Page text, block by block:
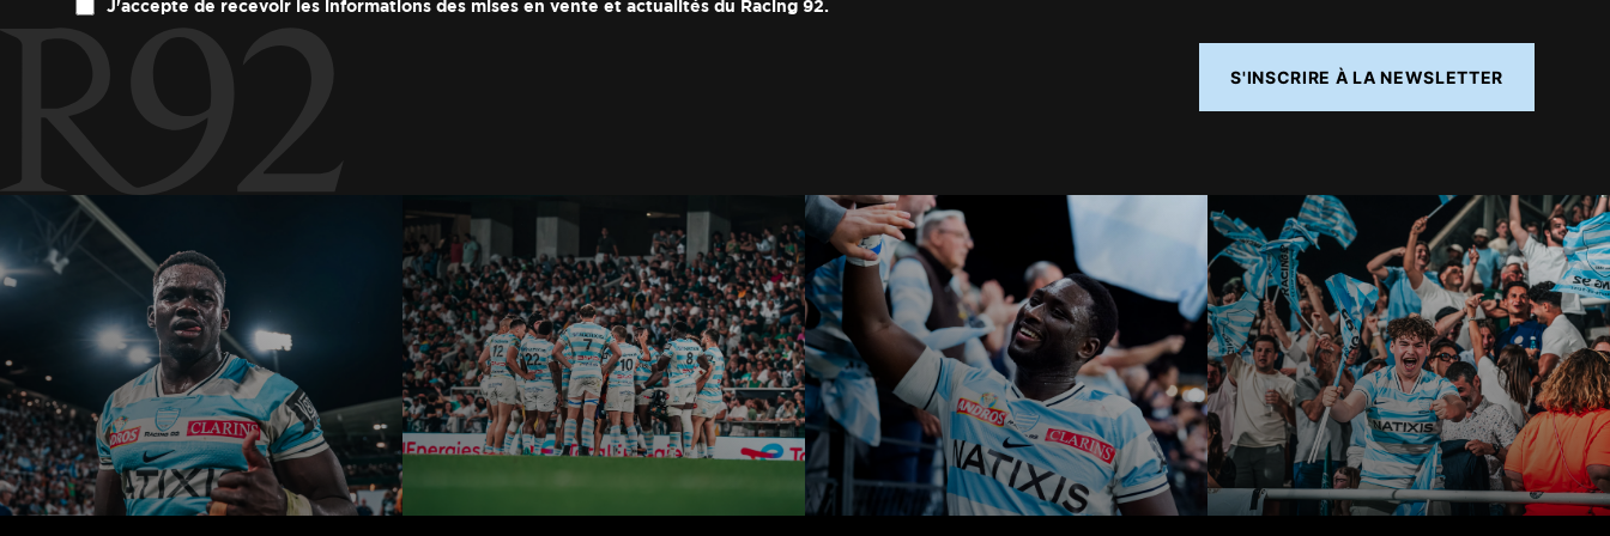
J'accepte de recevoir les informations des mises en vente et actualités du Racing 92.
S'INSCRIRE À LA NEWSLETTER